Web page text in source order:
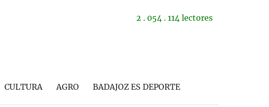
2 . 054 . 114 lectores
CULTURA AGRO BADAJOZ ES DEPORTE